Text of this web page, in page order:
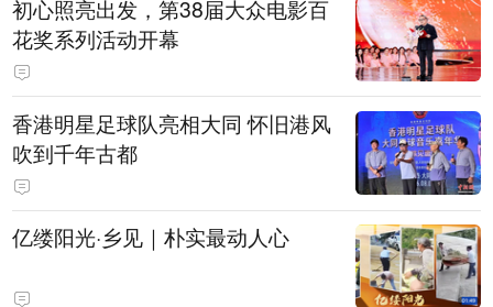
初心照亮出发，第38届大众电影百
花奖系列活动开幕
香港明星足球队亮相大同 怀旧港风
吹到千年古都
亿缕阳光·乡见｜朴实最动人心